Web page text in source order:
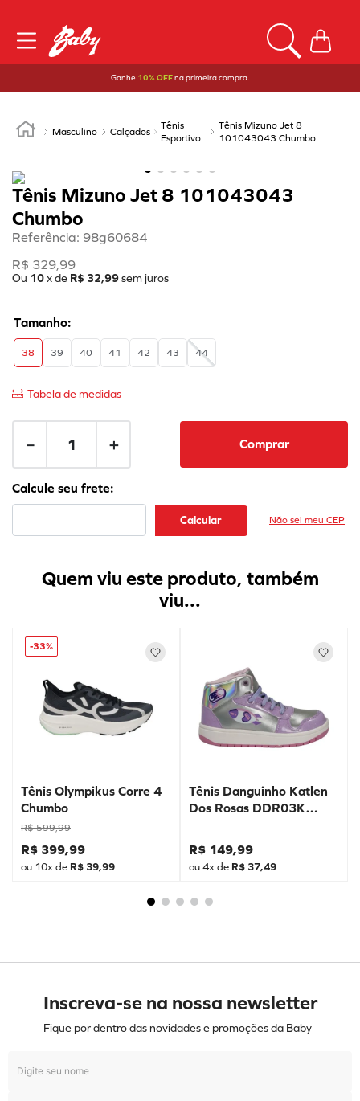
Ganhe 10% OFFna primeira compra.
Masculino Calçados
Tênis
Esportivo
Tênis Mizuno Jet 8
101043043 Chumbo
Tênis Mizuno Jet 8 101043043
Chumbo
Referência: 98g60684
R$ 329,99
Ou 10x de R$ 32,99sem juros
38 39 40 41 42 43 44
Tabela de medidas
＋
－ Comprar
Não sei meu CEP
Quem viu este produto, também
viu...
-33%
Tênis Olympikus Corre 4
Chumbo
R$ 599,99
R$ 399,99
ou 10x de R$ 39,99
Tênis Danguinho Katlen
Dos Rosas DDR03K
R$ 149,99
ou4x de R$ 37,49
Inscreva-se na nossa newsletter
Fique por dentro das novidades e promoções da Baby